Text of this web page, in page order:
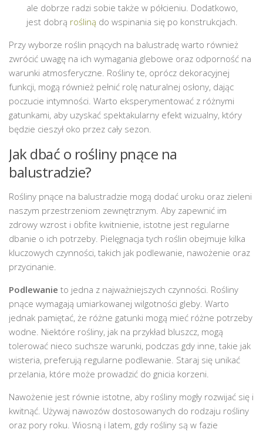
ale dobrze radzi sobie także w półcieniu. Dodatkowo,
jest dobrą rośliną do wspinania się po konstrukcjach.
Przy wyborze roślin pnących na balustradę warto również
zwrócić uwagę na ich wymagania glebowe oraz odporność na
warunki atmosferyczne. Rośliny te, oprócz dekoracyjnej
funkcji, mogą również pełnić rolę naturalnej osłony, dając
poczucie intymności. Warto eksperymentować z różnymi
gatunkami, aby uzyskać spektakularny efekt wizualny, który
będzie cieszył oko przez cały sezon.
Jak dbać o rośliny pnące na
balustradzie?
Rośliny pnące na balustradzie mogą dodać uroku oraz zieleni
naszym przestrzeniom zewnętrznym. Aby zapewnić im
zdrowy wzrost i obfite kwitnienie, istotne jest regularne
dbanie o ich potrzeby. Pielęgnacja tych roślin obejmuje kilka
kluczowych czynności, takich jak podlewanie, nawożenie oraz
przycinanie.
Podlewanie to jedna z najważniejszych czynności. Rośliny
pnące wymagają umiarkowanej wilgotności gleby. Warto
jednak pamiętać, że różne gatunki mogą mieć różne potrzeby
wodne. Niektóre rośliny, jak na przykład bluszcz, mogą
tolerować nieco suchsze warunki, podczas gdy inne, takie jak
wisteria, preferują regularne podlewanie. Staraj się unikać
przelania, które może prowadzić do gnicia korzeni.
Nawożenie jest równie istotne, aby rośliny mogły rozwijać się i
kwitnąć. Używaj nawozów dostosowanych do rodzaju rośliny
oraz pory roku. Wiosną i latem, gdy rośliny są w fazie